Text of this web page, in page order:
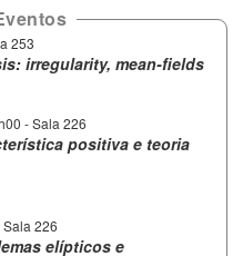
253
irregularity, mean-fields
- Sala 226
positiva e teoria
Sala 226
elípticos e